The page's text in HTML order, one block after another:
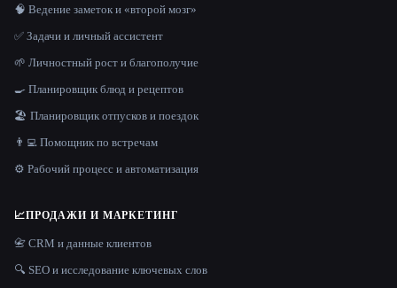
🧠 Ведение заметок и «второй мозг»
✅ Задачи и личный ассистент
🌱 Личностный рост и благополучие
🍳 Планировщик блюд и рецептов
🏖 Планировщик отпусков и поездок
👨‍💻 Помощник по встречам
⚙️ Рабочий процесс и автоматизация
📈ПРОДАЖИ И МАРКЕТИНГ
📇 CRM и данные клиентов
🔍 SEO и исследование ключевых слов